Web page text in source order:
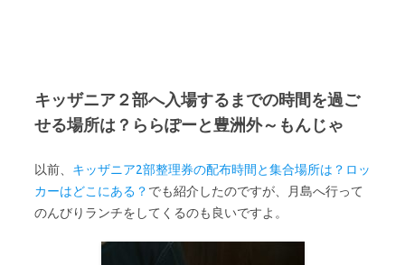
キッザニア２部へ入場するまでの時間を過ご
せる場所は？ららぽーと豊洲外～もんじゃ
以前、 キッザニア2部整理券の配布時間と集合場所は？ロッ
カーはどこにある？ でも紹介したのですが、月島へ行って
のんびりランチをしてくるのも良いですよ。